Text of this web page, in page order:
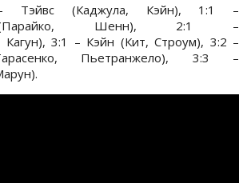
Тэйвс (Каджула, Кэйн), 1:1 –
(Парайко, Шенн), 2:1 –
Кагун), 3:1 – Кэйн (Кит, Строум), 3:2 –
Пьетранжело), 3:3 –